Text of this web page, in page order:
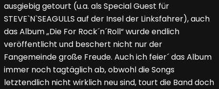
ausgiebig getourt (u.a. als Special Guest für
STEVE`N`SEAGULLS auf der Insel der Linksfahrer), auch
das Album „Die For Rock´n´Roll“ wurde endlich
veröffentlicht und beschert nicht nur der
Fangemeinde große Freude. Auch ich feier´ das Album
immer noch tagtäglich ab, obwohl die Songs
letztendlich nicht wirklich neu sind, tourt die Band doch